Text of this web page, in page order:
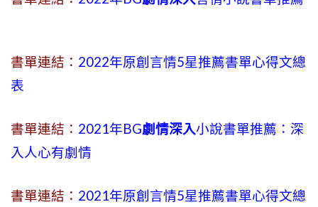
書單連結： 2022年原創言情5星推薦書單心得文總
表
書單連結： 2021年BG劇情深入小說書單推薦：深
入人心有劇情
書單連結： 2021年原創言情5星推薦書單心得文總